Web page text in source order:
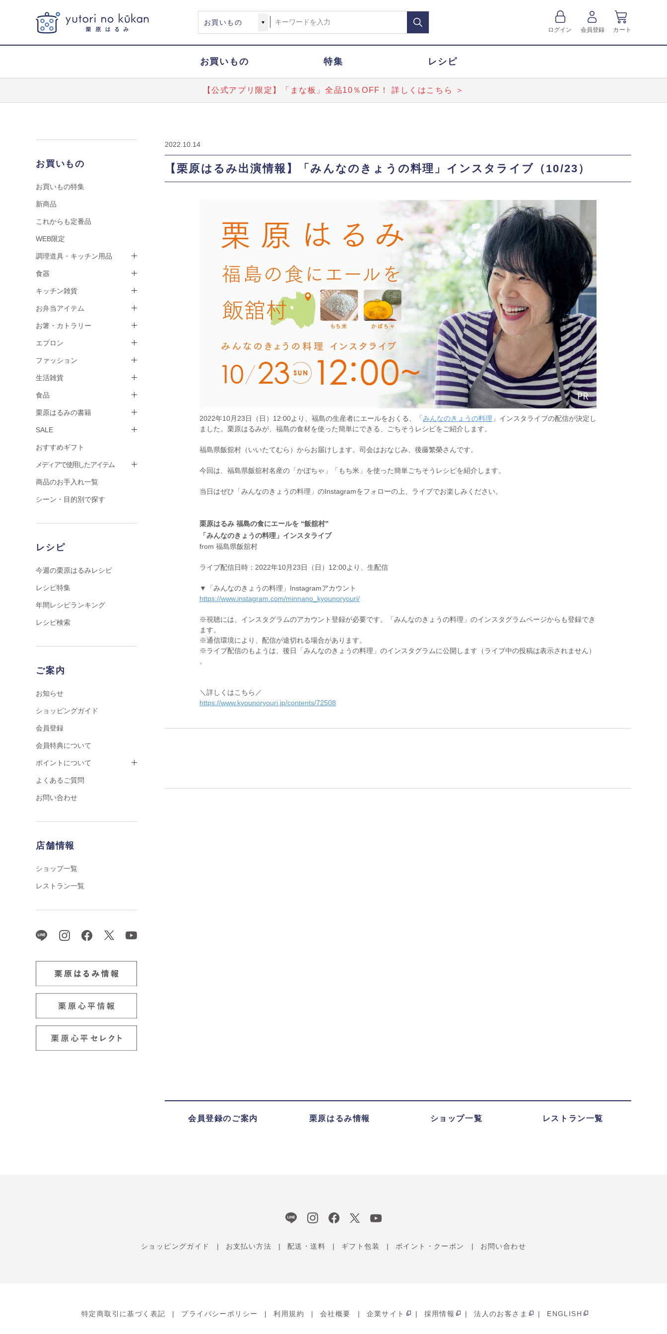
ログイン 会員登録 カート
お買いもの 特集 レシピ
【公式アプリ限定】「まな板」全品10％OFF！ 詳しくはこちら ＞
お買いもの
お買いもの特集
新商品
これからも定番品
WEB限定
調理道具・キッチン用品
食器
キッチン雑貨
お弁当アイテム
お箸・カトラリー
エプロン
ファッション
生活雑貨
食品
栗原はるみの書籍
SALE
おすすめギフト
メディアで使用したアイテム
商品のお手入れ一覧
シーン・目的別で探す
レシピ
今週の栗原はるみレシピ
レシピ特集
年間レシピランキング
レシピ検索
ご案内
お知らせ
ショッピングガイド
会員登録
会員特典について
ポイントについて
よくあるご質問
お問い合わせ
店舗情報
ショップ一覧
レストラン一覧
2022.10.14
【栗原はるみ出演情報】「みんなのきょうの料理」インスタライブ（10/23）
2022年10月23日（日）12:00より、福島の生産者にエールをおくる、「みんなのきょうの料理 」インスタライブの配信が決定し
ました。栗原はるみが、福島の食材を使った簡単にできる、ごちそうレシピをご紹介します。
福島県飯舘村（いいたてむら）からお届けします。司会はおなじみ、後藤繁榮さんです。
今回は、福島県飯舘村名産の「かぼちゃ」「もち米」を使った簡単ごちそうレシピを紹介します。
当日はぜひ「みんなのきょうの料理」のInstagramをフォローの上、ライブでお楽しみください。
栗原はるみ 福島の食にエールを “飯舘村”
「みんなのきょうの料理」インスタライブ
from 福島県飯舘村
ライブ配信日時：2022年10月23日（日）12:00より、生配信
▼「みんなのきょうの料理」Instagramアカウント
https://www.instagram.com/minnano_kyounoryouri/
※視聴には、インスタグラムのアカウント登録が必要です。「みんなのきょうの料理」のインスタグラムページからも登録でき
ます。
※通信環境により、配信が途切れる場合があります。
※ライブ配信のもようは、後日「みんなのきょうの料理」のインスタグラムに公開します（ライブ中の投稿は表示されません）
。
＼詳しくはこちら／
https://www.kyounoryouri.jp/contents/72508
会員登録のご案内 栗原はるみ情報 ショップ一覧 レストラン一覧
ショッピングガイド お支払い方法 配送・送料 ギフト包装 ポイント・クーポン お問い合わせ
特定商取引に基づく表記 プライバシーポリシー 利用規約 会社概要 企業サイト 採用情報 法人のお客さま ENGLISH